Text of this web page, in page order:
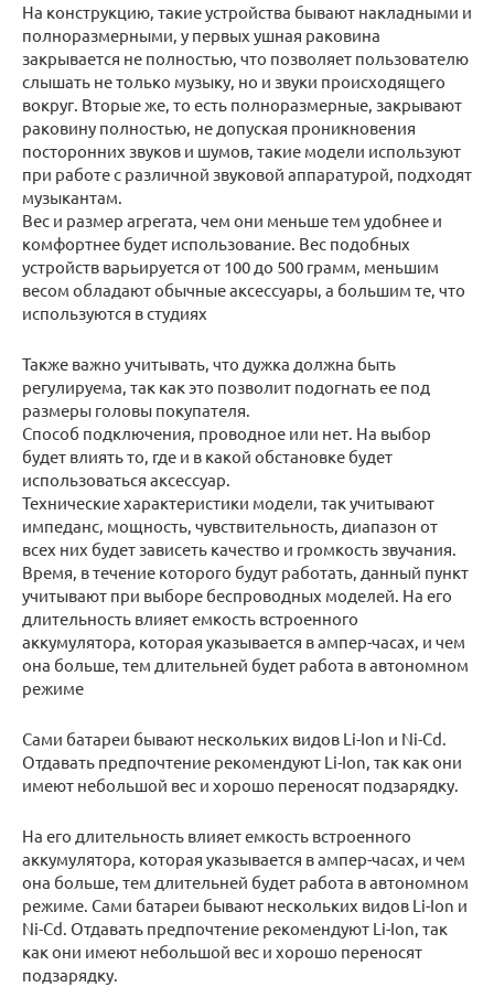
На конструкцию, такие устройства бывают накладными и
полноразмерными, у первых ушная раковина
закрывается не полностью, что позволяет пользователю
слышать не только музыку, но и звуки происходящего
вокруг. Вторые же, то есть полноразмерные, закрывают
раковину полностью, не допуская проникновения
посторонних звуков и шумов, такие модели используют
при работе с различной звуковой аппаратурой, подходят
музыкантам.
Вес и размер агрегата, чем они меньше тем удобнее и
комфортнее будет использование. Вес подобных
устройств варьируется от 100 до 500 грамм, меньшим
весом обладают обычные аксессуары, а большим те, что
используются в студиях
Также важно учитывать, что дужка должна быть
регулируема, так как это позволит подогнать ее под
размеры головы покупателя.
Способ подключения, проводное или нет. На выбор
будет влиять то, где и в какой обстановке будет
использоваться аксессуар.
Технические характеристики модели, так учитывают
импеданс, мощность, чувствительность, диапазон от
всех них будет зависеть качество и громкость звучания.
Время, в течение которого будут работать, данный пункт
учитывают при выборе беспроводных моделей. На его
длительность влияет емкость встроенного
аккумулятора, которая указывается в ампер-часах, и чем
она больше, тем длительней будет работа в автономном
режиме
Сами батареи бывают нескольких видов Li-Ion и Ni-Cd.
Отдавать предпочтение рекомендуют Li-Ion, так как они
имеют небольшой вес и хорошо переносят подзарядку.
На его длительность влияет емкость встроенного
аккумулятора, которая указывается в ампер-часах, и чем
она больше, тем длительней будет работа в автономном
режиме. Сами батареи бывают нескольких видов Li-Ion и
Ni-Cd. Отдавать предпочтение рекомендуют Li-Ion, так
как они имеют небольшой вес и хорошо переносят
подзарядку.